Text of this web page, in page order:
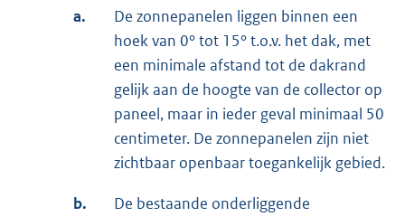
a.
De zonnepanelen liggen binnen een
hoek van 0° tot 15° t.o.v. het dak, met
een minimale afstand tot de dakrand
gelijk aan de hoogte van de collector op
paneel, maar in ieder geval minimaal 50
centimeter. De zonnepanelen zijn niet
zichtbaar openbaar toegankelijk gebied.
b.
De bestaande onderliggende